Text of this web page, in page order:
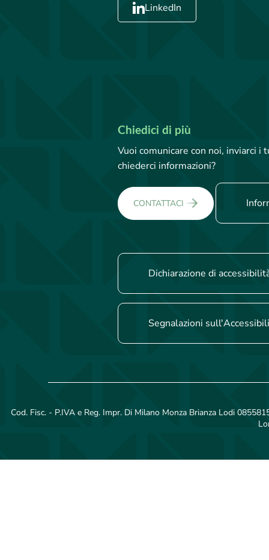
LinkedIn
Chiedici di più
Vuoi comunicare con noi, inviarci
chiederci informazioni?
CONTATTACI
Dichiarazione di
Segnalazioni
Cod. Fisc. - P.IVA e Reg. Impr. Di Milano Monza Brianza Lodi